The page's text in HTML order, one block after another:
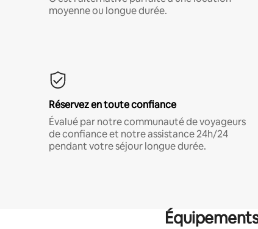
moyenne ou longue durée.
Réservez en toute confiance
Évalué par notre communauté de voyageurs
de confiance et notre assistance 24h/24
pendant votre séjour longue durée.